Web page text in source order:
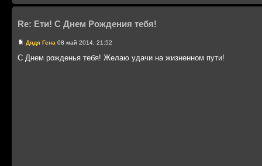
Re: Ети! С Днем Рождения тебя!
Дядя Гена 08 май 2014, 21:52
С Днем рожденья тебя! Желаю удачи на жизненном пути!